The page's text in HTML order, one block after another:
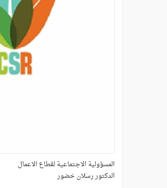
المسؤولية الاجتماعية لقطاع الاعمال
الدكتور رسلان خضور